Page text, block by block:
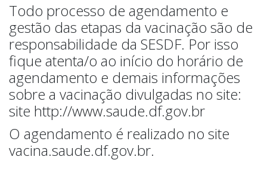
Todo processo de agendamento e
gestão das etapas da vacinação são de
responsabilidade da SESDF. Por isso
fique atenta/o ao início do horário de
agendamento e demais informações
sobre a vacinação divulgadas no site:
site http://www.saude.df.gov.br
O agendamento é realizado no site
vacina.saude.df.gov.br.